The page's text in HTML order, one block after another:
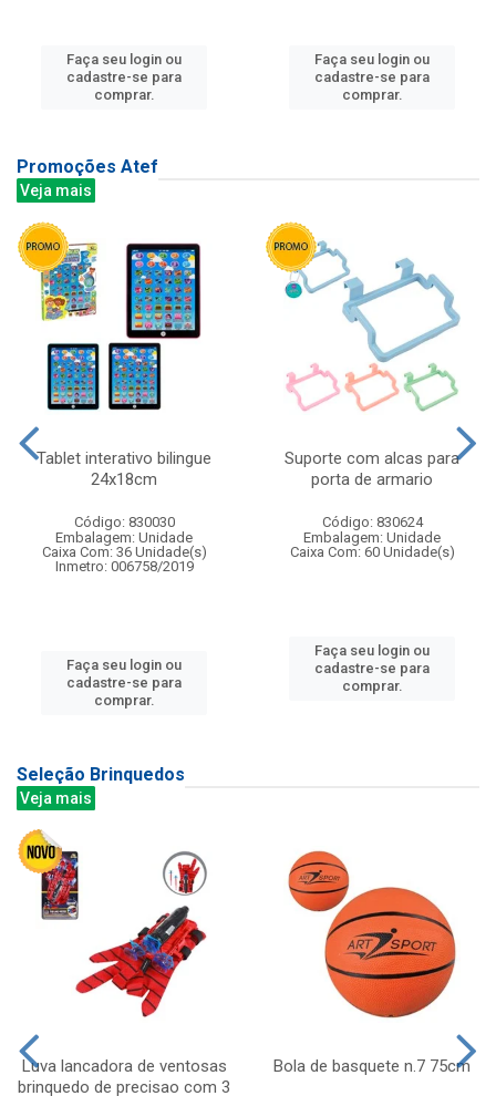
Faça seu login ou
cadastre-se para
comprar.
Faça seu login ou
cadastre-se para
comprar.
Promoções Atef
Veja mais
Tablet interativo bilingue
24x18cm
Código: 830030
Embalagem: Unidade
Caixa Com: 36 Unidade(s)
Inmetro: 006758/2019
Faça seu login ou
cadastre-se para
comprar.
Suporte com alcas para
porta de armario
Código: 830624
Embalagem: Unidade
Caixa Com: 60 Unidade(s)
Faça seu login ou
cadastre-se para
comprar.
Seleção Brinquedos
Veja mais
Luva lancadora de ventosas
brinquedo de precisao com 3
Bola de basquete n.7 75cm